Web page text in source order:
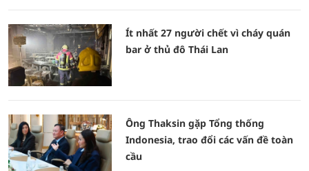
Ít nhất 27 người chết vì cháy quán
bar ở thủ đô Thái Lan
Ông Thaksin gặp Tổng thống
Indonesia, trao đổi các vấn đề toàn
cầu